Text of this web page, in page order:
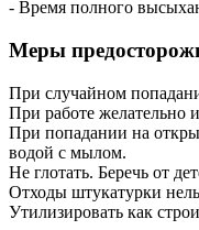
- Время полного
Меры
При случайном
При работе желательно
При попадании на
водой с мылом.
Не глотать. Беречь от
Отходы штукатурки
Утилизировать как